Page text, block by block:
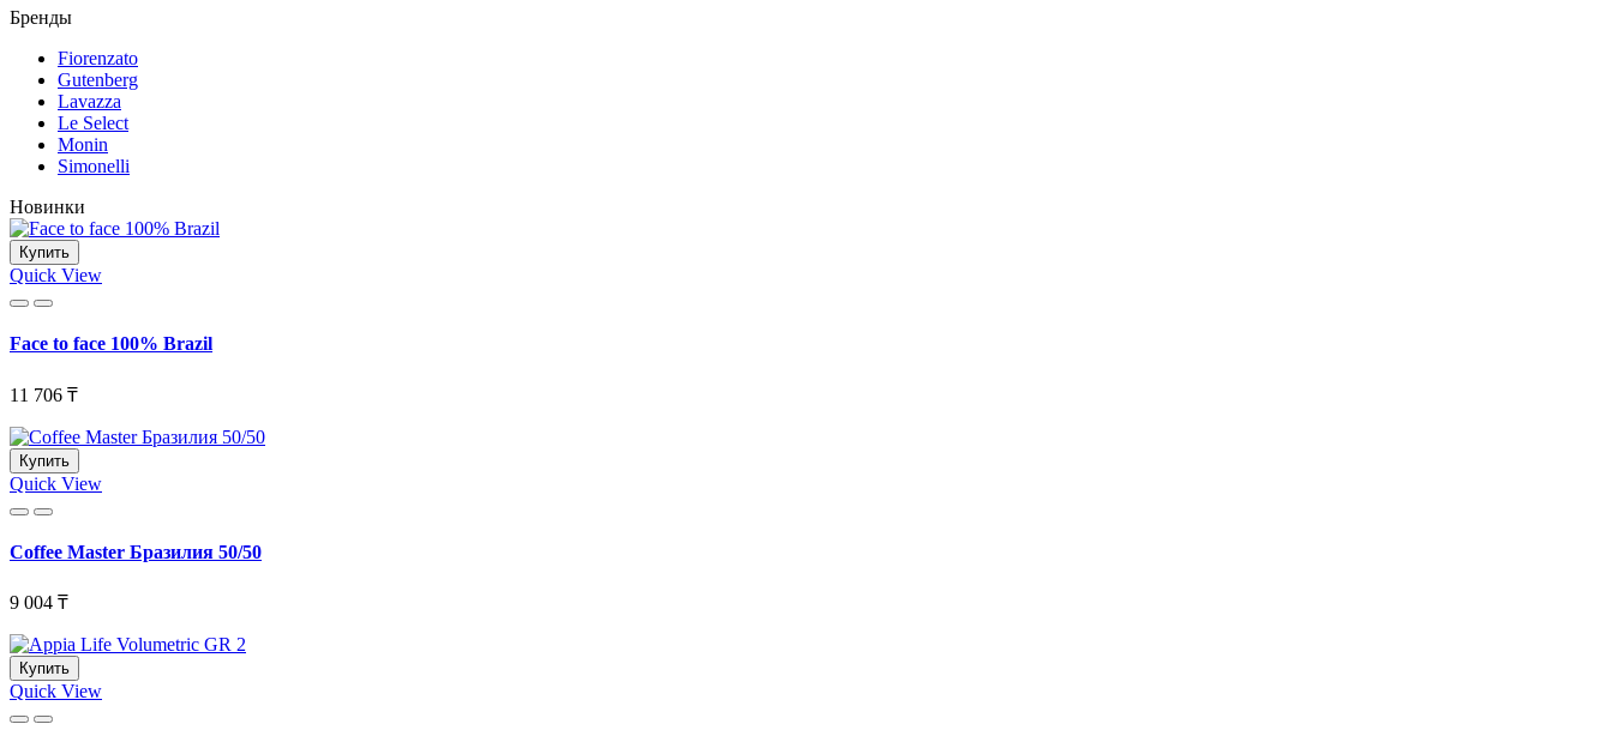
Бренды
Fiorenzato
Gutenberg
Lavazza
Le Select
Monin
Simonelli
Новинки
Купить
Quick View
Face to face 100% Brazil
11 706 ₸
Купить
Quick View
Coffee Master Бразилия 50/50
9 004 ₸
Купить
Quick View